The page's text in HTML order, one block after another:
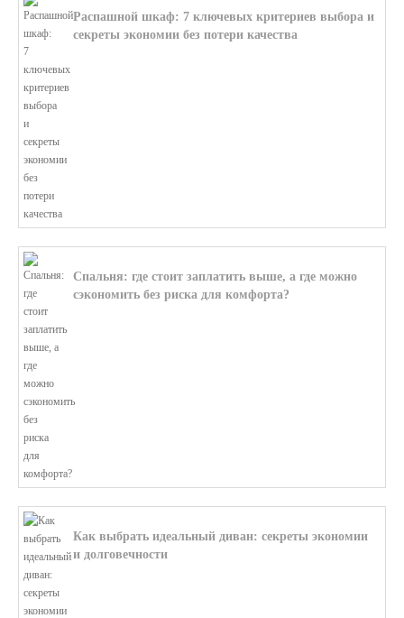
Распашной шкаф: 7 ключевых критериев выбора и
секреты экономии без потери качества
Спальня: где стоит заплатить выше, а где можно
сэкономить без риска для комфорта?
Как выбрать идеальный диван: секреты экономии
и долговечности